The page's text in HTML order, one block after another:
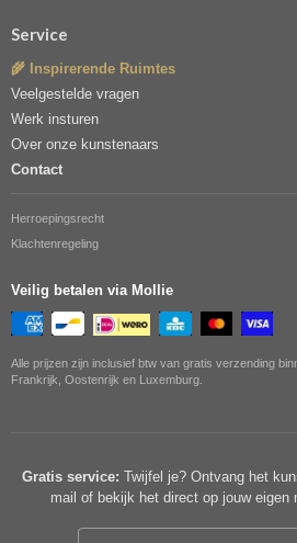
Service
🌾 Inspirerende Ruimtes
Veelgestelde vragen
Werk insturen
Over onze kunstenaars
Contact
Herroepingsrecht
Klachtenregeling
Veilig betalen via Mollie
Alle prijzen zijn inclusief btw van gratis verzending
Frankrijk, Oostenrijk en Luxemburg.
Gratis service: Twijfel je? Ontvang het
mail of bekijk het direct op jouw eigen